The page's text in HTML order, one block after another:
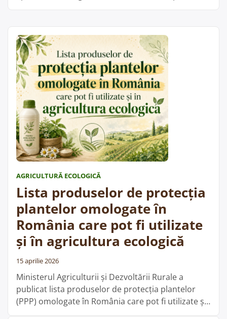
folosite pentru combaterea Varroa în stupinele
ecologice, cu respectarea prospectului și a
recomandărilor medicului veterinar. „Lista
produselor medicinale veterinare autorizate în
România pentru …Cite;te mai departe
anti-
Varroa
în
apicultura
AGRICULTURĂ ECOLOGICĂ
Lista produselor de protecția
plantelor omologate în
România care pot fi utilizate
și în agricultura ecologică
15 aprilie 2026
Ministerul Agriculturii și Dezvoltării Rurale a
publicat lista produselor de protecția plantelor
(PPP) omologate în România care pot fi utilizate și